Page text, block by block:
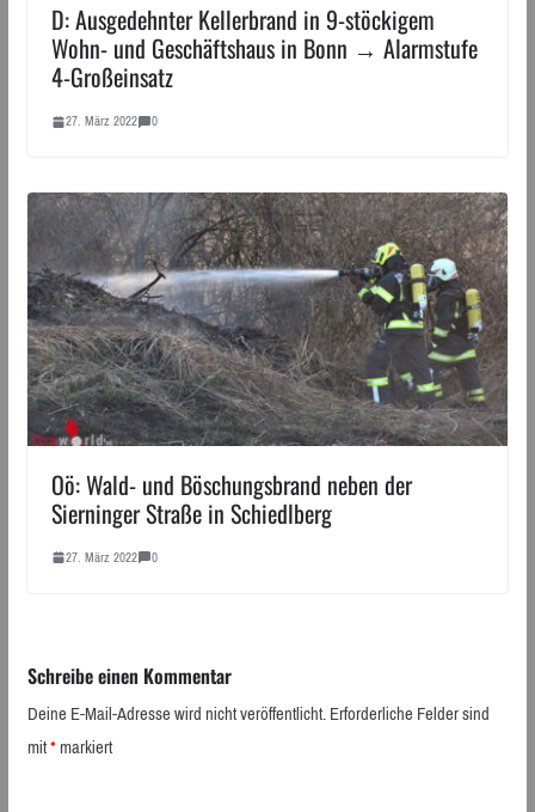
D: Ausgedehnter Kellerbrand in 9-stöckigem
Wohn- und Geschäftshaus in Bonn → Alarmstufe
4-Großeinsatz
27. März 2022 0
Oö: Wald- und Böschungsbrand neben der
Sierninger Straße in Schiedlberg
27. März 2022 0
Schreibe einen Kommentar
Deine E-Mail-Adresse wird nicht veröffentlicht.Erforderliche Felder sind
mit*markiert